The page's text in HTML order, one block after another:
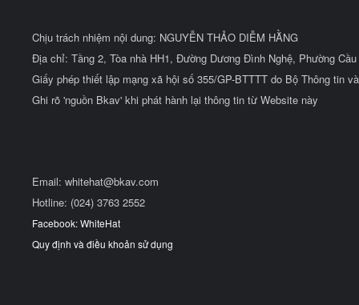
Chịu trách nhiệm nội dung: NGUYỄN THẢO DIỄM HẰNG
Địa chỉ: Tầng 2, Tòa nhà HH1, Đường Dương Đình Nghệ, Phường
Giấy phép thiết lập mạng xã hội số 355/GP-BTTTT do Bộ Thông tin
Ghi rõ 'nguồn Bkav' khi phát hành lại thông tin từ Website này
Email: whitehat@bkav.com
Hotline: (024) 3763 2552
Facebook: WhiteHat
Quy định và điều khoản sử dụng